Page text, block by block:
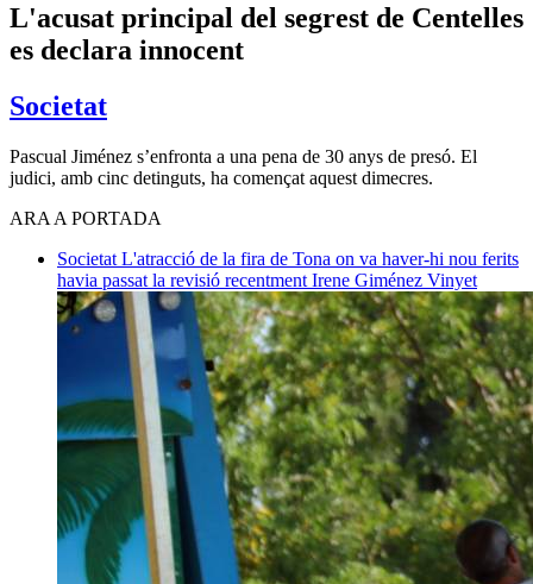
L'acusat principal del segrest de Centelles
es declara innocent
Societat
Pascual Jiménez s’enfronta a una pena de 30 anys de presó. El
judici, amb cinc detinguts, ha començat aquest dimecres.
ARA A PORTADA
Societat L'atracció de la fira de Tona on va haver-hi nou ferits
havia passat la revisió recentment Irene Giménez Vinyet